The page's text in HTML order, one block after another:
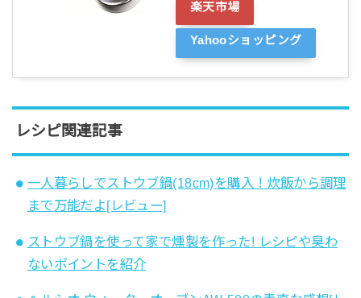
楽天市場
Yahooショッピング
レシピ関連記事
一人暮らしでストウブ鍋(18cm)を購入！炊飯から調理
まで万能だよ[レビュー]
ストウブ鍋を使って家で燻製を作った! レシピや臭わ
ないポイントを紹介